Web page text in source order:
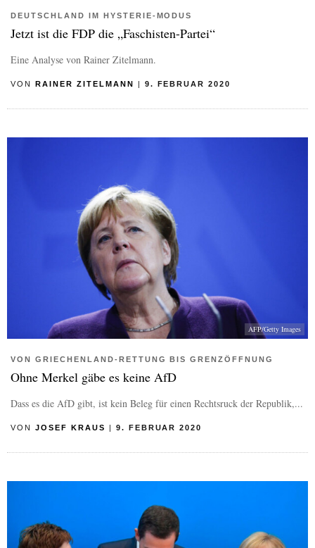
DEUTSCHLAND IM HYSTERIE-MODUS
Jetzt ist die FDP die „Faschisten-Partei“
Eine Analyse von Rainer Zitelmann.
VON RAINER ZITELMANN | 9. FEBRUAR 2020
AFP/Getty Images
VON GRIECHENLAND-RETTUNG BIS GRENZÖFFNUNG
Ohne Merkel gäbe es keine AfD
Dass es die AfD gibt, ist kein Beleg für einen Rechtsruck der Republik,...
VON JOSEF KRAUS | 9. FEBRUAR 2020